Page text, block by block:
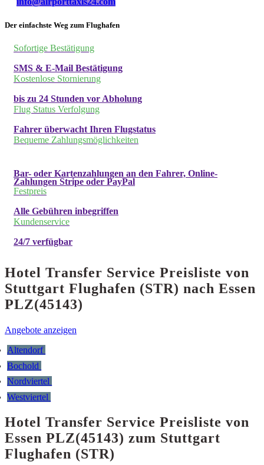
Der einfachste Weg zum Flughafen
Sofortige Bestätigung
SMS & E-Mail Bestätigung
Kostenlose Stornierung
bis zu 24 Stunden vor Abholung
Flug Status Verfolgung
Fahrer überwacht Ihren Flugstatus
Bequeme Zahlungsmöglichkeiten
Bar- oder Kartenzahlungen an den Fahrer, Online-
Zahlungen Stripe oder PayPal
Festpreis
Alle Gebühren inbegriffen
Kundenservice
24/7 verfügbar
Hotel Transfer Service Preisliste von
Stuttgart Flughafen (STR) nach Essen
PLZ(45143)
Angebote anzeigen
Altendorf
Bochold
Nordviertel
Westviertel
Hotel Transfer Service Preisliste von
Essen PLZ(45143) zum Stuttgart
Flughafen (STR)